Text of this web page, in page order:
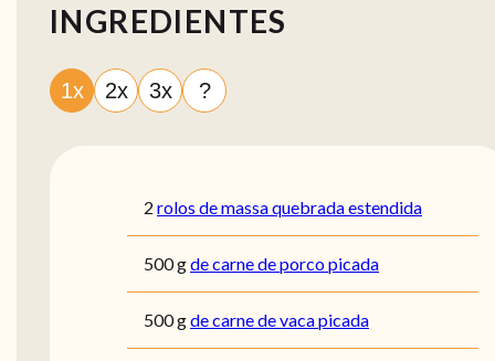
INGREDIENTES
1x 2x 3x ?
2 rolos de massa quebrada estendida
500gde carne de porco picada
500gde carne de vaca picada